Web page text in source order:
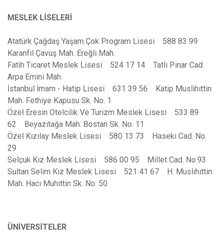
MESLEK LİSELERİ
Atatürk Çağdaş Yaşam Çok Program Lisesi 588 83 99
Karanfil Çavuş Mah. Ereğli Mah.
Fatih Ticaret Meslek Lisesi 524 17 14 Tatlı Pınar Cad.
Arpa Emini Mah.
İstanbul İmam - Hatip Lisesi 631 39 56 Katip Muslıhıttin
Mah. Fethiye Kapusu Sk. No. 1
Özel Eresin Otelcilik Ve Turizm Meslek Lisesi 533 89
62 Beyazıtağa Mah. Bostan Sk. No. 11
Özel Kızılay Meslek Lisesi 580 13 73 Haseki Cad. No.
29
Selçuk Kız Meslek Lisesi 586 00 95 Millet Cad. No.93
Sultan Selim Kız Meslek Lisesi 521 41 67 H. Muslıhıttin
Mah. Hacı Muhittin Sk. No. 50
ÜNİVERSİTELER